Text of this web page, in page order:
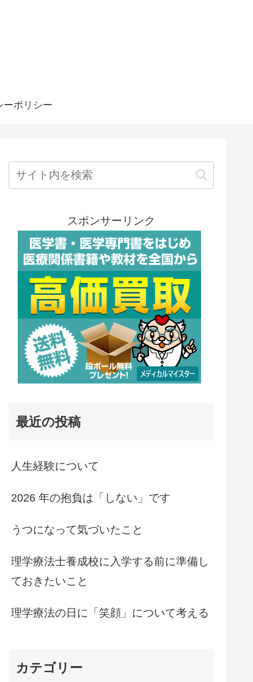
ーポリシー
スポンサーリンク
最近の投稿
人生経験について
2026 年の抱負は「しない」です
うつになって気づいたこと
理学療法士養成校に入学する前に準備し
ておきたいこと
理学療法の日に「笑顔」について考える
カテゴリー